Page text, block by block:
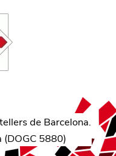
de Barcelona.
(DOGC 5880)